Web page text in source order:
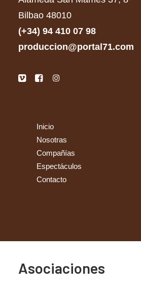
Bilbao 48010
(+34) 94 410 07 98
produccion@portal71.com
Inicio
Nosotras
Compañías
Espectáculos
Contacto
Asociaciones